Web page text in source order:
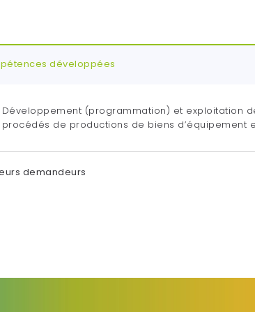
développées
Développement (programmation) et exploitation
procédés de productions de biens d’équipement
demandeurs